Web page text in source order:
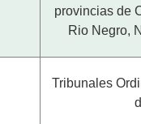
provincias de
Rio Negro,
Tribunales